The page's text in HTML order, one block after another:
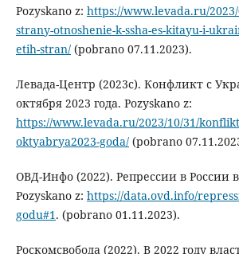
Pozyskano z: https://www.levada.ru/
strany-otnoshenie-k-ssha-es-kitayu-i-
etih-stran/(pobrano 07.11.2023).
Левада-Центр (2023c). Конфликт с
октября 2023 года. Pozyskano z:
https://www.levada.ru/2023/10/31/
oktyabrya2023-goda/(pobrano
ОВД-Инфо (2022). Репрессии в России в
Pozyskano z: https://data.ovd.info/
godu#1 . (pobrano 01.11.2023).
Роскомсвобода (2022). В 2022 году